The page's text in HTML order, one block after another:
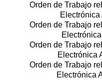
Orden de Trabajo
Electrónica
Orden de Trabajo
Orden de Trabajo
Electrónica
Orden de Trabajo
Electrónica